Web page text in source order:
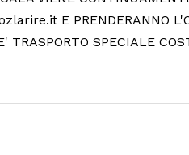
E PRENDERANNO
TRASPORTO SPECIALE